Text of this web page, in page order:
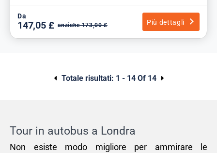
Da
147,05 £ anziche 173,00 £ Più dettagli
Totale risultati: 1 - 14 Of 14
Tour in autobus a Londra
Non esiste modo migliore per ammirare le